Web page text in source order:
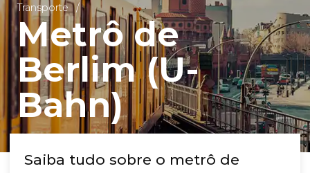
Transporte
Metrô de
Berlim (U-
Bahn)
Saiba tudo sobre o metrô de